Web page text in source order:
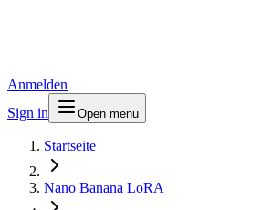
Anmelden
Sign in
Open menu
Startseite
Nano Banana LoRA